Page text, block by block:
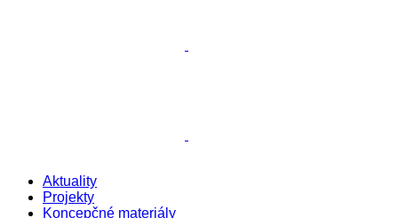
Aktuality
Projekty
Koncepčné materiály